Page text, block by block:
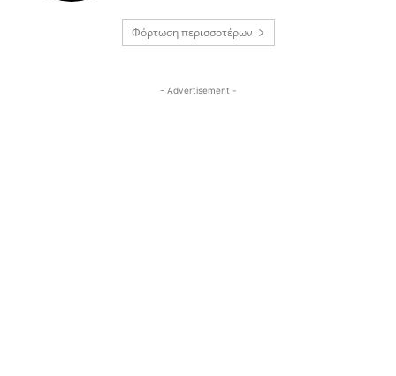
Φόρτωση περισσοτέρων
- Advertisement -